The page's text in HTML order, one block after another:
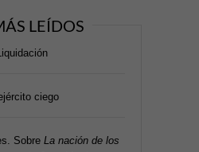
LEÍDOS
ciego
Sobre La nación de los